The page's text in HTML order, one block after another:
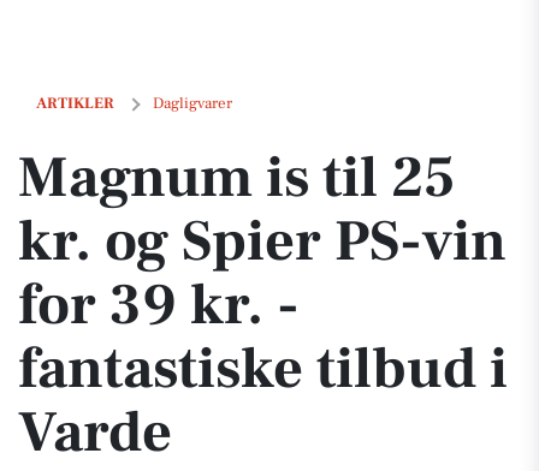
ARTIKLER Dagligvarer
Magnum is til 25 kr. og Spier PS-vin for 39 kr. - fantastiske tilbud i
Magnum is til 25
kr. og Spier PS-vin
for 39 kr. -
fantastiske tilbud i
Varde